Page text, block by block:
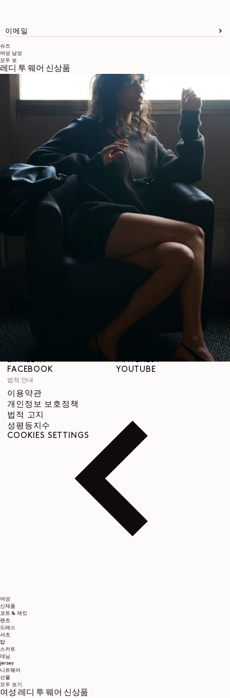
슈즈
여성 남성
모두 보
레디 투 웨어 신상품
여성
신제품
코트 & 재킷
팬츠
드레스
셔츠
탑
스커트
데님
jersey
니트웨어
선물
모두 보기
여성 레디 투 웨어 신상품
이메일
SNS
INSTAGRAM
RED
LINKEDIN
FACEBOOK
PINTEREST
YOUTUBE
법적 안내
이용약관
개인정보 보호정책
법적 고지
성평등지수
COOKIES SETTINGS